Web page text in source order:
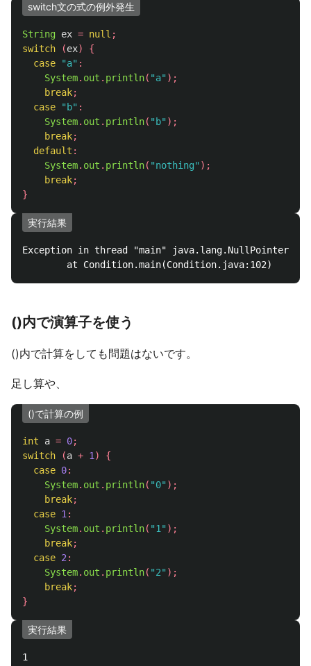
switch文の式の例外発生
String ex = null ;
switch
(ex)
{
case
"a" :
System. out . println( "a" );
break;
case
"b" :
System. out . println( "b" );
break;
default :
System. out . println( "nothing" );
break;
}
実行結果
Exception in thread "main"
()内で演算子を使う
()内で計算をしても問題はないです。
足し算や、
()で計算の例
int a = 0;
switch
(a + 1 )
{
case 0:
System. out . println( "0" );
break;
case 1 :
System. out . println( "1" );
break;
case 2 :
System. out . println( "2" );
break;
}
実行結果